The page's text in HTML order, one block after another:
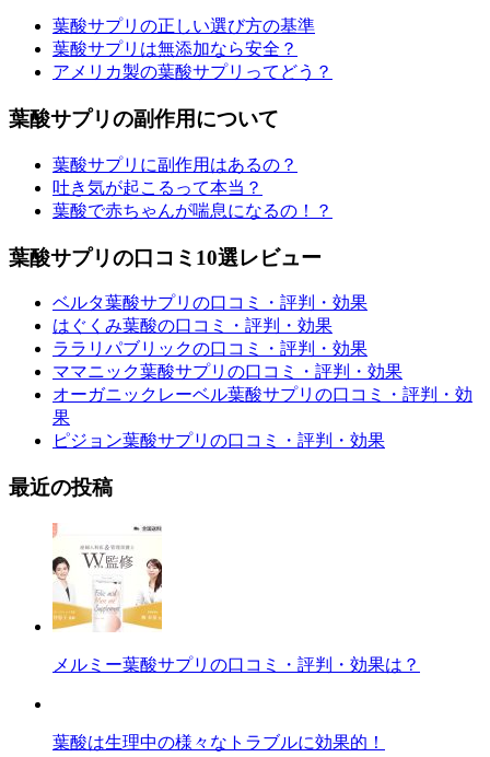
葉酸サプリの正しい選び方の基準
葉酸サプリは無添加なら安全？
アメリカ製の葉酸サプリってどう？
葉酸サプリの副作用について
葉酸サプリに副作用はあるの？
吐き気が起こるって本当？
葉酸で赤ちゃんが喘息になるの！？
葉酸サプリの口コミ10選レビュー
ベルタ葉酸サプリの口コミ・評判・効果
はぐくみ葉酸の口コミ・評判・効果
ララリパブリックの口コミ・評判・効果
ママニック葉酸サプリの口コミ・評判・効果
オーガニックレーベル葉酸サプリの口コミ・評判・効
果
ピジョン葉酸サプリの口コミ・評判・効果
最近の投稿
メルミー葉酸サプリの口コミ・評判・効果は？
葉酸は生理中の様々なトラブルに効果的！